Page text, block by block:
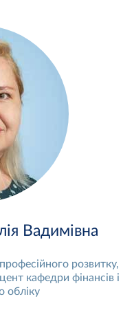
Вадимівна
розвитку,
кафедри фінансів і
обліку